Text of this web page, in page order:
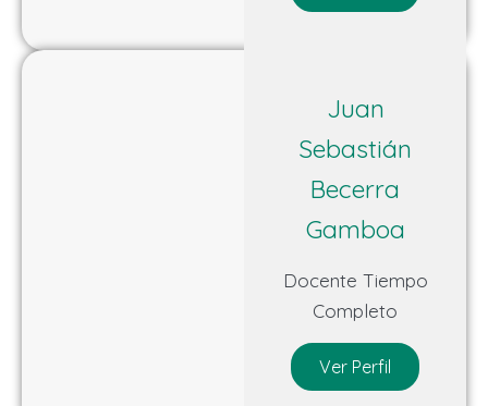
Juan
Sebastián
Becerra
Gamboa
Docente Tiempo
Completo
Ver Perfil